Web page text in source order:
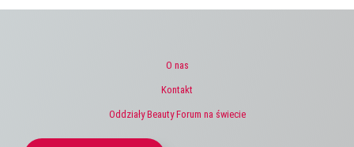
O nas
Kontakt
Oddziały Beauty Forum na świecie